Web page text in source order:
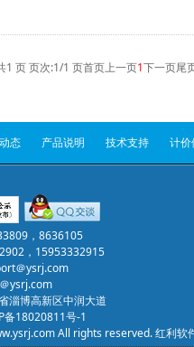
1 页 页次:1/1 页首页上一页1下一页尾
态 产品说明 技术支持 计价
，8636105
，15953332915
＠ysrj.com
ysrj.com
淄博高新区中润大道
备18020811号-1
All rights reserved. 红利软